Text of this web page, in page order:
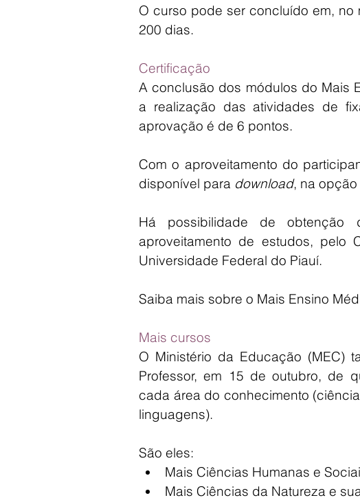
O curso pode ser concluído em,
200 dias.
Certificação
A conclusão dos módulos do Mais
a realização das atividades de
aprovação é de 6 pontos.
Com o aproveitamento do
disponível para download, na opção
Há possibilidade de obtenção
aproveitamento de estudos,
Universidade Federal do Piauí.
Saiba mais sobre o Mais Ensino
Mais cursos
O Ministério da Educação (MEC)
Professor, em 15 de outubro, de
cada área do conhecimento
linguagens).
São eles:
Mais Ciências Humanas e
Mais Ciências da Natureza e